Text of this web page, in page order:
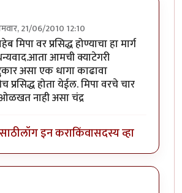
21/06/2010 12:10
मिपा वर प्रसिद्ध होण्याचा हा मार्ग
आमची क्याटेगरी
असा एक धागा काढावा
प्रसिद्ध होता येईल. मिपा वरचे चार
नाही असा चंद्र
लॉग इन कराकिंवासदस्य व्हा